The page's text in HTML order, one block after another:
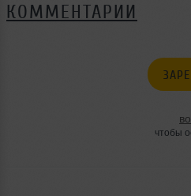
КОММЕНТАРИИ
чтобы